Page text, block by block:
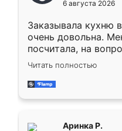
мебели буду6 августа 2026
Заказывала кухню
очень довольна.
посчитала, на
Замерщик приехал
делу со всей
за день, ребята
Читать полностью
Аринка Р.